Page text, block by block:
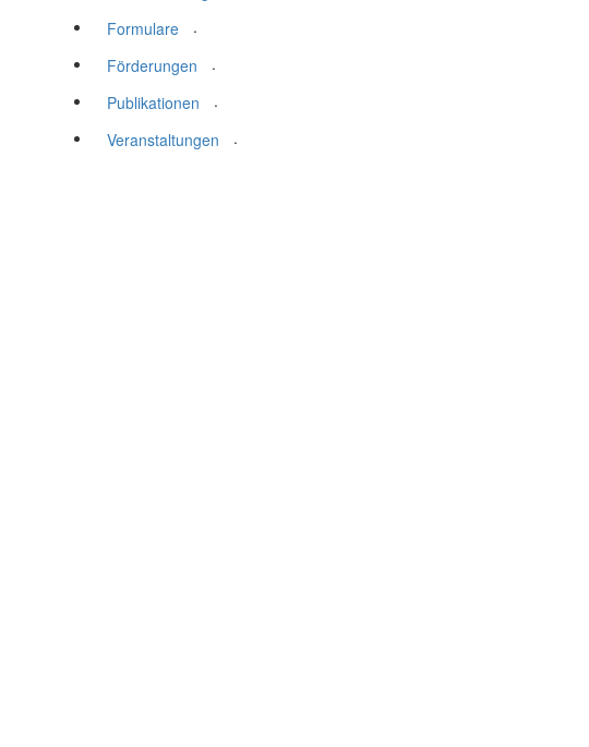
Formulare
.
Förderungen
.
Publikationen
.
Veranstaltungen
.